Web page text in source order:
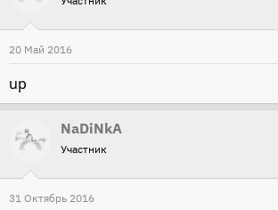
20 Май 2016
up
NaDiNkA
Участник
31 Октябрь 2016